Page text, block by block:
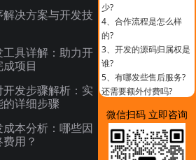
决方案与开发技
具详解：助力开
项目
发步骤解析：实
详细步骤
本分析：哪些因
用？
少?
4、 合作流程是怎么样
的?
3、 开发的源码归属权是
谁?
5、 有哪发些售后服务?
还需要额外付费吗?
微信扫码 立即咨询